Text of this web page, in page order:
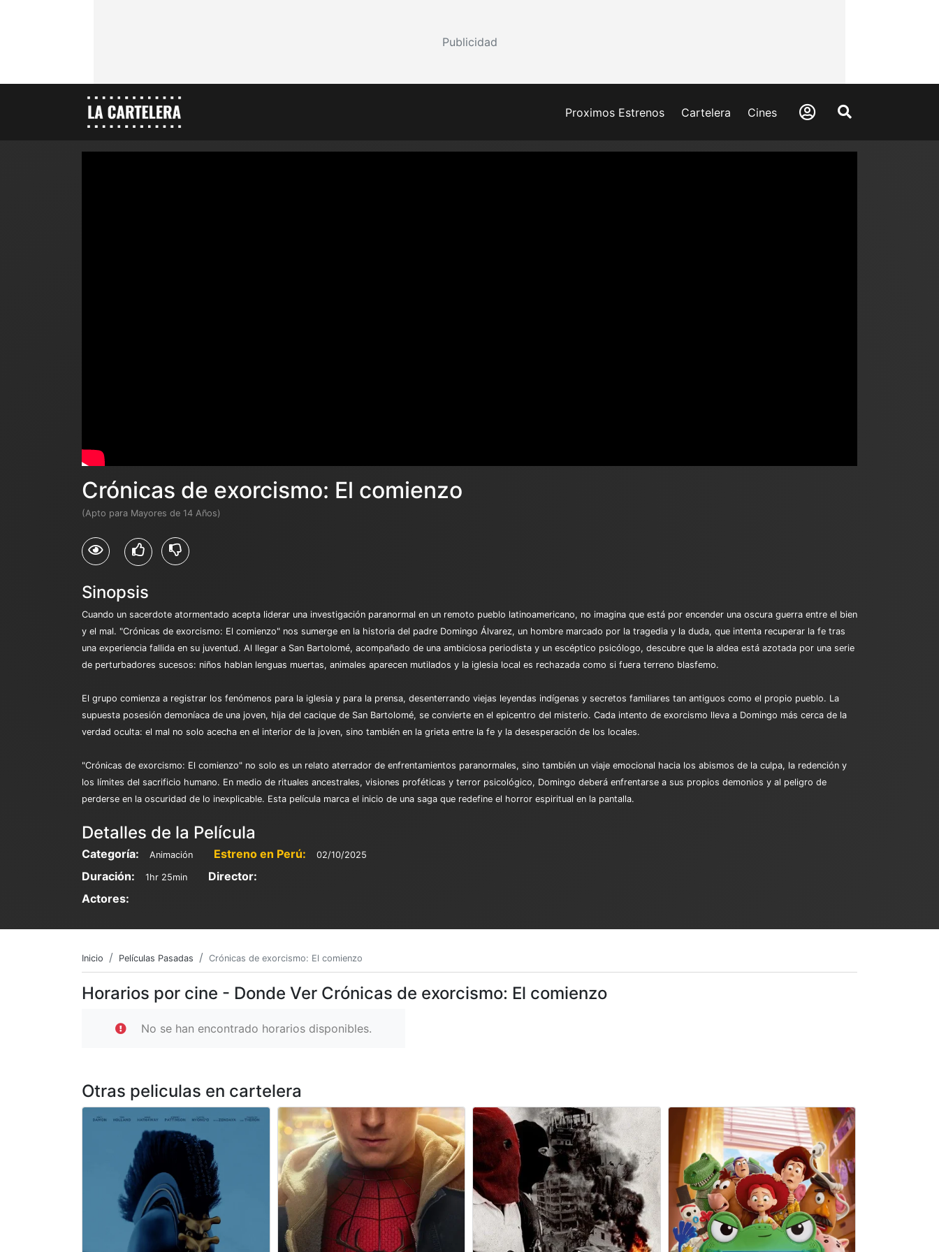
Publicidad
Proximos Estrenos Cartelera Cines
Crónicas de exorcismo: El comienzo
(Apto para Mayores de 14 Años)
Sinopsis
Cuando un sacerdote atormentado acepta liderar una investigación paranormal en un remoto pueblo latinoamericano, no imagina que está por encender una oscura guerra entre el bien
y el mal. "Crónicas de exorcismo: El comienzo" nos sumerge en la historia del padre Domingo Álvarez, un hombre marcado por la tragedia y la duda, que intenta recuperar la fe tras
una experiencia fallida en su juventud. Al llegar a San Bartolomé, acompañado de una ambiciosa periodista y un escéptico psicólogo, descubre que la aldea está azotada por una serie
de perturbadores sucesos: niños hablan lenguas muertas, animales aparecen mutilados y la iglesia local es rechazada como si fuera terreno blasfemo.
El grupo comienza a registrar los fenómenos para la iglesia y para la prensa, desenterrando viejas leyendas indígenas y secretos familiares tan antiguos como el propio pueblo. La
supuesta posesión demoníaca de una joven, hija del cacique de San Bartolomé, se convierte en el epicentro del misterio. Cada intento de exorcismo lleva a Domingo más cerca de la
verdad oculta: el mal no solo acecha en el interior de la joven, sino también en la grieta entre la fe y la desesperación de los locales.
"Crónicas de exorcismo: El comienzo" no solo es un relato aterrador de enfrentamientos paranormales, sino también un viaje emocional hacia los abismos de la culpa, la redención y
los límites del sacrificio humano. En medio de rituales ancestrales, visiones proféticas y terror psicológico, Domingo deberá enfrentarse a sus propios demonios y al peligro de
perderse en la oscuridad de lo inexplicable. Esta película marca el inicio de una saga que redefine el horror espiritual en la pantalla.
Detalles de la Película
Categoría: Animación Estreno en Perú: 02/10/2025
Duración: 1hr 25min
Director:
Actores:
Inicio Películas Pasadas Crónicas de exorcismo: El comienzo
Horarios por cine - Donde Ver Crónicas de exorcismo: El comienzo
No se han encontrado horarios disponibles.
Otras peliculas en cartelera